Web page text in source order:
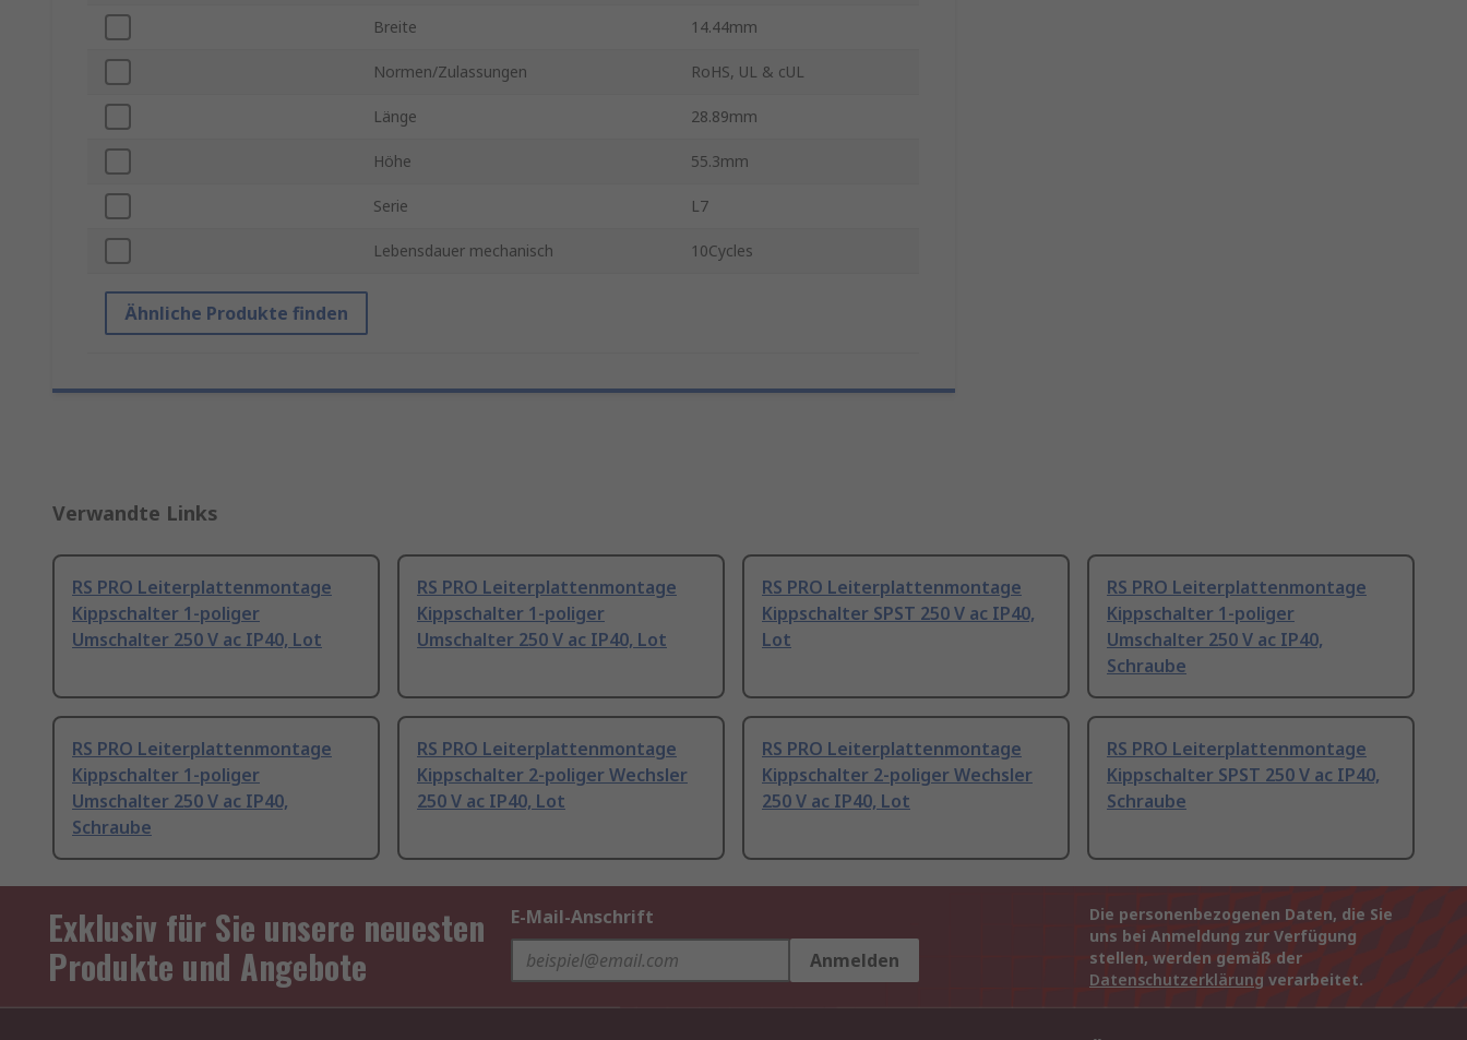
Breite 14.44mm
Normen/Zulassungen RoHS, UL & cUL
Länge 28.89mm
Höhe 55.3mm
Serie L7
Lebensdauer mechanisch 10Cycles
Ähnliche Produkte finden
Verwandte Links
RS PRO Leiterplattenmontage
Kippschalter 1-poliger
Umschalter 250 V ac IP40, Lot
RS PRO Leiterplattenmontage
Kippschalter 1-poliger
Umschalter 250 V ac IP40, Lot
RS PRO Leiterplattenmontage
Kippschalter SPST 250 V ac IP40,
Lot
RS PRO Leiterplattenmontage
Kippschalter 1-poliger
Umschalter 250 V ac IP40,
Schraube
RS PRO Leiterplattenmontage
Kippschalter 1-poliger
Umschalter 250 V ac IP40,
Schraube
RS PRO Leiterplattenmontage
Kippschalter 2-poliger Wechsler
250 V ac IP40, Lot
RS PRO Leiterplattenmontage
Kippschalter 2-poliger Wechsler
250 V ac IP40, Lot
RS PRO Leiterplattenmontage
Kippschalter SPST 250 V ac IP40,
Schraube
Exklusiv für Sie unsere neuesten
Produkte und Angebote
E-Mail-Anschrift
Anmelden
Die personenbezogenen Daten, die Sie
uns bei Anmeldung zur Verfügung
stellen, werden gemäß der
Datenschutzerklärung verarbeitet.